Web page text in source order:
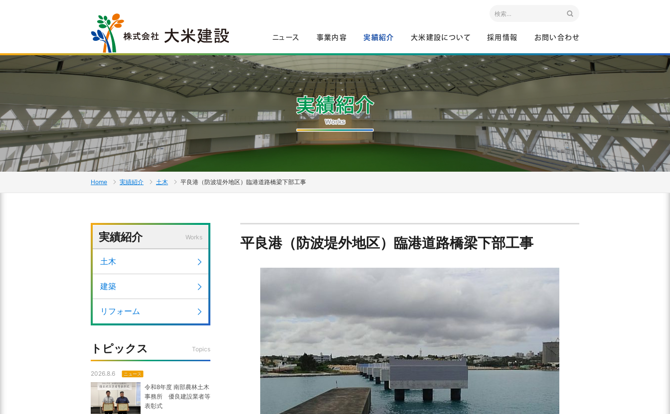
ニュース 事業内容 実績紹介 大米建設について 採用情報 お問い合わせ
Home 実績紹介 土木 平良港（防波堤外地区）臨港道路橋梁下部工事
実績紹介 Works
土木
建築
リフォーム
トピックス Topics
2026.8.6 ニュース
令和8年度 南部農林土木
事務所 優良建設業者等
表彰式
平良港（防波堤外地区）臨港道路橋梁下部工事